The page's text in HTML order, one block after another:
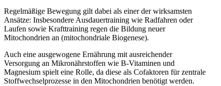
Regelmäßige Bewegung gilt dabei als einer der wirksamsten
Ansätze: Insbesondere Ausdauertraining wie Radfahren oder
Laufen sowie Krafttraining regen die Bildung neuer
Mitochondrien an (mitochondriale Biogenese).
Auch eine ausgewogene Ernährung mit ausreichender
Versorgung an Mikronährstoffen wie B-Vitaminen und
Magnesium spielt eine Rolle, da diese als Cofaktoren für zentrale
Stoffwechselprozesse in den Mitochondrien benötigt werden.